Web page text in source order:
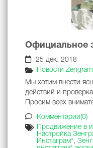
Официальное
25 дек. 2018
Новости Zengram
Мы хотим внести
действий и
Просим всех
Комментарии(0)
Продвижение в
Настройка
Инстаграм*,